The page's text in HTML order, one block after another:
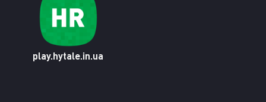
play.hytale.in.ua